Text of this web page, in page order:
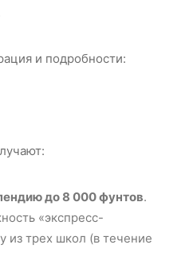
и подробности:
до 8 000 фунтов.
«экспресс-
из трех школ (в течение